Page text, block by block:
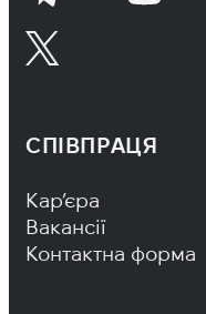
СПІВПРАЦЯ
Footer Navigation
Кар’єра
Вакансії
Контактна форма